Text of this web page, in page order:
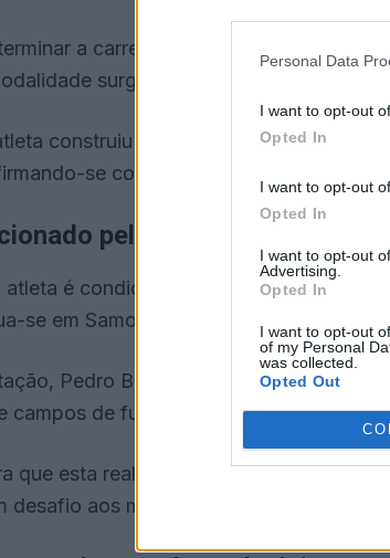
Personal Data
I want to opt-out
Opted In
I want to opt-out
Opted In
I want to opt-out
Advertising.
Opted In
I want to opt-out
of my Personal
was collected.
Opted Out
a carreira de futebolista, faltava-
surgiu por indicação de
construiu um percurso marcado por
se como um dos nomes mais
pela ausência de
é condicionada pela inexistência
se em Samora Correia, a cerca de 100
Pedro Brito recorre a soluções
campos de futebol para treinar.
que esta realidade representa um
desafio aos municípios para a criação